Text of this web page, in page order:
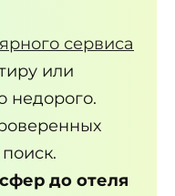
сервиса
или
недорого.
до отеля